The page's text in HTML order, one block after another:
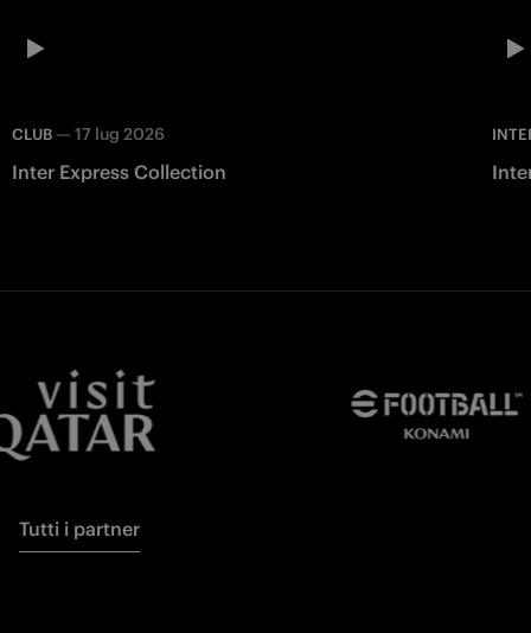
CLUB — 17 lug 2026
Inter Express Collection
Tutti i partner